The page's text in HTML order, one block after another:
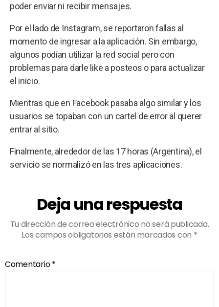
poder enviar ni recibir mensajes.
Por el lado de Instagram, se reportaron fallas al
momento de ingresar a la aplicación. Sin embargo,
algunos podían utilizar la red social pero con
problemas para darle like a posteos o para actualizar
el inicio.
Mientras que en Facebook pasaba algo similar y los
usuarios se topaban con un cartel de error al querer
entrar al sitio.
Finalmente, alrededor de las 17 horas (Argentina), el
servicio se normalizó en las tres aplicaciones.
Deja una respuesta
Tu dirección de correo electrónico no será publicada.
Los campos obligatorios están marcados con *
Comentario*